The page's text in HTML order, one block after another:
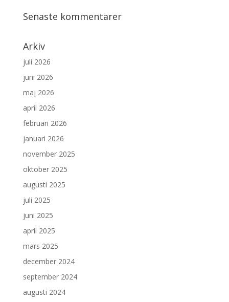
Senaste kommentarer
Arkiv
juli 2026
juni 2026
maj 2026
april 2026
februari 2026
januari 2026
november 2025
oktober 2025
augusti 2025
juli 2025
juni 2025
april 2025
mars 2025
december 2024
september 2024
augusti 2024